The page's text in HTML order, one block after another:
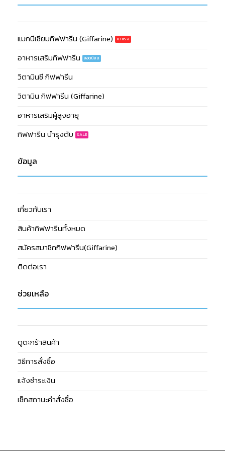
แมกนีเซียมกิฟฟารีน (Giffarine)
อาหารเสริมกิฟฟารีน
วิตามินซี กิฟฟารีน
วิตามิน กิฟฟารีน (Giffarine)
อาหารเสริมผู้สูงอายุ
กิฟฟารีน บำรุงตับ
ข้อมูล
เกี่ยวกับเรา
สินค้ากิฟฟารีนทั้งหมด
สมัครสมาชิกกิฟฟารีน(Giffarine)
ติดต่อเรา
ช่วยเหลือ
ดูตะกร้าสินค้า
วิธีการสั่งซื้อ
แจ้งชำระเงิน
เช็กสถานะคำสั่งซื้อ